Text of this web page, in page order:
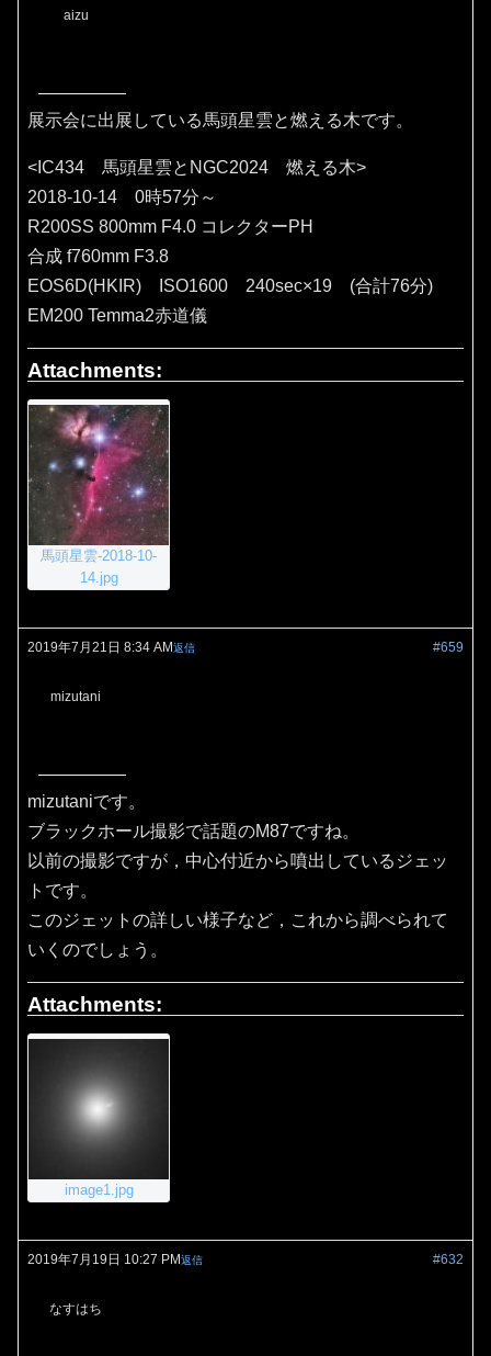
aizu
展示会に出展している馬頭星雲と燃える木です。
<IC434 馬頭星雲とNGC2024 燃える木>
2018-10-14 0時57分～
R200SS 800mm F4.0 コレクターPH
合成 f760mm F3.8
EOS6D(HKIR) ISO1600 240sec×19 (合計76分)
EM200 Temma2赤道儀
Attachments:
馬頭星雲-2018-10-
14.jpg
2019年7月21日 8:34 AM #659
返信
mizutani
mizutaniです。
ブラックホール撮影で話題のM87ですね。
以前の撮影ですが，中心付近から噴出しているジェッ
トです。
このジェットの詳しい様子など，これから調べられて
いくのでしょう。
Attachments:
image1.jpg
2019年7月19日 10:27 PM #632
返信
なすはち